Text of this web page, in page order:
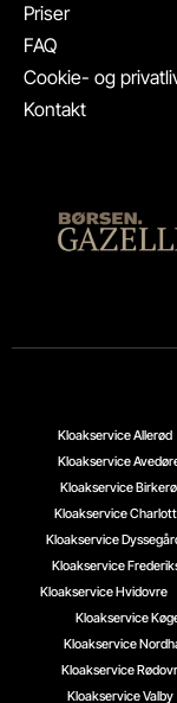
Priser
FAQ
Cookie- og
Kontakt
Kloakservice Allerød
Kloakservice
Kloakservice
Kloakservice
Kloakservice
Kloakservice
Kloakservice Hvidovre
Kloakservice
Kloakservice
Kloakservice
Kloakservice Valby